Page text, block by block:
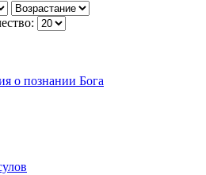
о познании Бога